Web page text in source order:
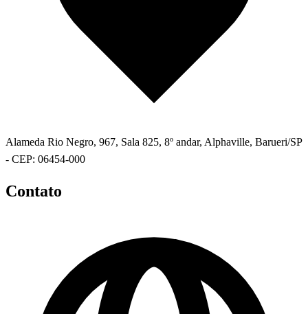
Alameda Rio Negro, 967, Sala 825, 8º andar, Alphaville, Barueri/SP
- CEP: 06454-000
Contato